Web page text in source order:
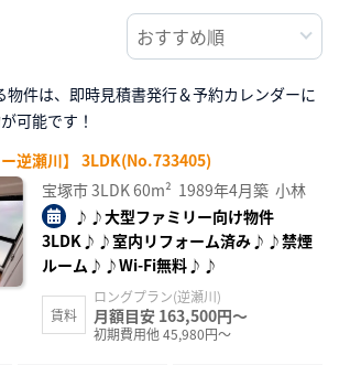
物件は、即時見積書発行＆予約カレンダーに
可能です！
ー逆瀬川】 3LDK(No.733405)
宝塚市3LDK60m² 1989年4月築 小林
♪♪大型ファミリー向け物件
3LDK♪♪室内リフォーム済み♪♪禁煙
ルーム♪♪Wi-Fi無料♪♪
賃料
ロングプラン(逆瀬川)
月額目安 163,500円～
初期費用他 45,980円～